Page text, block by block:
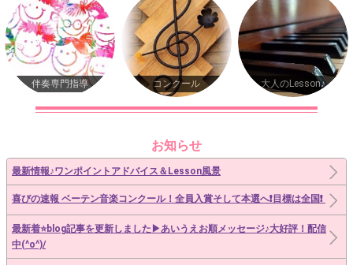
伴奏専門指導 コンクール 大人のLesson♪
お知らせ
最新情報♪ワンポイントアドバイス＆Lesson風景
喜びの速報️ ベーテン音楽コンクール！全員入賞そして本選へ❗️目標は全国❗️
最新着⭐️blog記事を更新しました▶︎あいうえお順メッセージ♪大好評！配信
中(^o^)/